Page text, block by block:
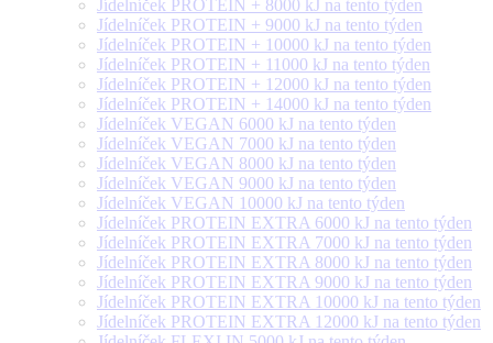
Jídelníček PROTEIN + 8000 kJ na tento týden
Jídelníček PROTEIN + 9000 kJ na tento týden
Jídelníček PROTEIN + 10000 kJ na tento týden
Jídelníček PROTEIN + 11000 kJ na tento týden
Jídelníček PROTEIN + 12000 kJ na tento týden
Jídelníček PROTEIN + 14000 kJ na tento týden
Jídelníček VEGAN 6000 kJ na tento týden
Jídelníček VEGAN 7000 kJ na tento týden
Jídelníček VEGAN 8000 kJ na tento týden
Jídelníček VEGAN 9000 kJ na tento týden
Jídelníček VEGAN 10000 kJ na tento týden
Jídelníček PROTEIN EXTRA 6000 kJ na tento týden
Jídelníček PROTEIN EXTRA 7000 kJ na tento týden
Jídelníček PROTEIN EXTRA 8000 kJ na tento týden
Jídelníček PROTEIN EXTRA 9000 kJ na tento týden
Jídelníček PROTEIN EXTRA 10000 kJ na tento týden
Jídelníček PROTEIN EXTRA 12000 kJ na tento týden